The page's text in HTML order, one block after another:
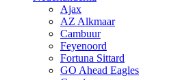
Ajax
AZ Alkmaar
Cambuur
Feyenoord
Fortuna Sittard
GO Ahead Eagles